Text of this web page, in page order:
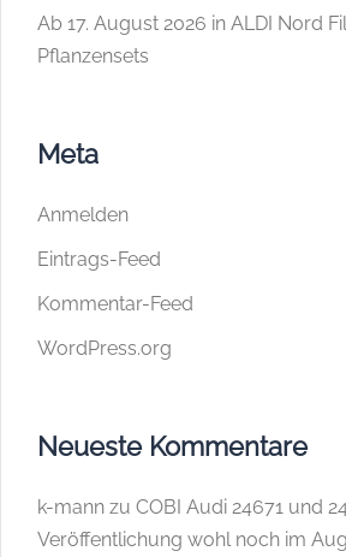
Ab 17. August 2026 in ALDI Nord
Pflanzensets
Meta
Anmelden
Eintrags-Feed
Kommentar-Feed
WordPress.org
Neueste Kommentare
k-mann zu COBI Audi 24671 und
Veröffentlichung wohl noch im